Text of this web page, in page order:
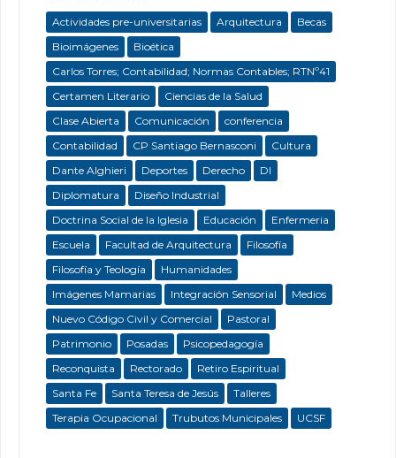
Actividades pre-universitarias Arquitectura
Becas
Bioimágenes
Bioética
Carlos Torres; Contabilidad; Normas Contables; RTNº41
Certamen Literario
Ciencias de la Salud
Clase Abierta
Comunicación
conferencia
Contabilidad
CP Santiago Bernasconi
Cultura
Dante Alghieri
Deportes Derecho
DI
Diplomatura
Diseño Industrial
Doctrina Social de la Iglesia
Educación
Enfermeria
Escuela
Facultad de Arquitectura
Filosofía
Filosofía y Teología
Humanidades
Imágenes Mamarias
Integración Sensorial
Medios
Nuevo Código Civil y Comercial
Pastoral
Patrimonio
Posadas
Psicopedagogía
Reconquista
Rectorado
Retiro Espiritual
Santa Fe
Santa Teresa de Jesús
Talleres
Terapia Ocupacional
Trubutos Municipales UCSF